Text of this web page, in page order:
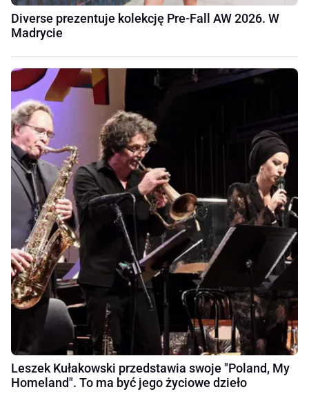
Diverse prezentuje kolekcję Pre-Fall AW 2026. W
Madrycie
Leszek Kułakowski przedstawia swoje "Poland, My
Homeland". To ma być jego życiowe dzieło